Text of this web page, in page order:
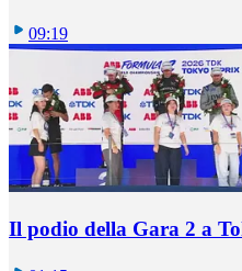
09:19
Il podio della Gara 2 a